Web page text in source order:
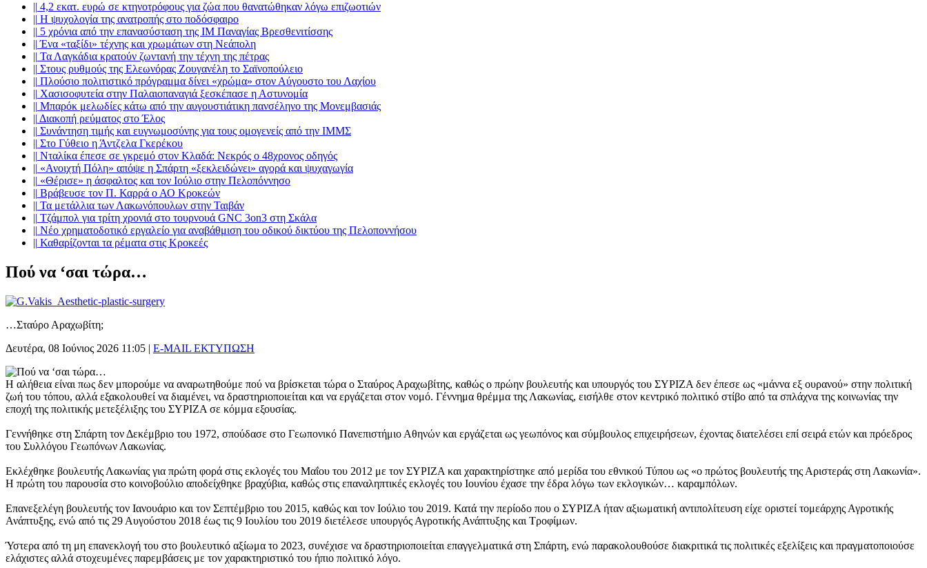
|| 4,2 εκατ. ευρώ σε κτηνοτρόφους για ζώα που θανατώθηκαν λόγω επιζωοτιών
|| Η ψυχολογία της ανατροπής στο ποδόσφαιρο
|| 5 χρόνια από την επανασύσταση της ΙΜ Παναγίας Βρεσθενιτίσσης
|| Ένα «ταξίδι» τέχνης και χρωμάτων στη Νεάπολη
|| Τα Λαγκάδια κρατούν ζωντανή την τέχνη της πέτρας
|| Στους ρυθμούς της Ελεωνόρας Ζουγανέλη το Σαϊνοπούλειο
|| Πλούσιο πολιτιστικό πρόγραμμα δίνει «χρώμα» στον Αύγουστο του Λαχίου
|| Χασισοφυτεία στην Παλαιοπαναγιά ξεσκέπασε η Αστυνομία
|| Μπαρόκ μελωδίες κάτω από την αυγουστιάτικη πανσέληνο της Μονεμβασιάς
|| Διακοπή ρεύματος στο Έλος
|| Συνάντηση τιμής και ευγνωμοσύνης για τους ομογενείς από την ΙΜΜΣ
|| Στο Γύθειο η Άντζελα Γκερέκου
|| Νταλίκα έπεσε σε γκρεμό στον Κλαδά: Νεκρός ο 48χρονος οδηγός
|| «Ανοιχτή Πόλη» απόψε η Σπάρτη «ξεκλειδώνει» αγορά και ψυχαγωγία
|| «Θέρισε» η άσφαλτος και τον Ιούλιο στην Πελοπόννησο
|| Βράβευσε τον Π. Καρρά ο ΑΟ Κροκεών
|| Τα μετάλλια των Λακωνόπουλων στην Ταιβάν
|| Τζάμπολ για τρίτη χρονιά στο τουρνουά GNC 3on3 στη Σκάλα
|| Νέο χρηματοδοτικό εργαλείο για αναβάθμιση του οδικού δικτύου της Πελοποννήσου
|| Καθαρίζονται τα ρέματα στις Κροκεές
Πού να ‘σαι τώρα…
…Σταύρο Αραχωβίτη;
Δευτέρα, 08 Ιούνιος 2026 11:05 | E-MAIL ΕΚΤΥΠΩΣΗ
Η αλήθεια είναι πως δεν μπορούμε να αναρωτηθούμε πού να βρίσκεται τώρα ο Σταύρος Αραχωβίτης, καθώς ο πρώην βουλευτής και υπουργός του ΣΥΡΙΖΑ δεν έπεσε ως «μάννα εξ ουρανού» στην πολιτική
ζωή του τόπου, αλλά εξακολουθεί να διαμένει, να δραστηριοποιείται και να εργάζεται στον νομό. Γέννημα θρέμμα της Λακωνίας, εισήλθε στον κεντρικό πολιτικό στίβο από τα σπλάχνα της κοινωνίας την
εποχή της πολιτικής μετεξέλιξης του ΣΥΡΙΖΑ σε κόμμα εξουσίας.
Γεννήθηκε στη Σπάρτη τον Δεκέμβριο του 1972, σπούδασε στο Γεωπονικό Πανεπιστήμιο Αθηνών και εργάζεται ως γεωπόνος και σύμβουλος επιχειρήσεων, έχοντας διατελέσει επί σειρά ετών και πρόεδρος
του Συλλόγου Γεωπόνων Λακωνίας.
Εκλέχθηκε βουλευτής Λακωνίας για πρώτη φορά στις εκλογές του Μαΐου του 2012 με τον ΣΥΡΙΖΑ και χαρακτηρίστηκε από μερίδα του εθνικού Τύπου ως «ο πρώτος βουλευτής της Αριστεράς στη Λακωνία».
Η πρώτη του παρουσία στο κοινοβούλιο αποδείχθηκε βραχύβια, καθώς στις επαναληπτικές εκλογές του Ιουνίου έχασε την έδρα λόγω των εκλογικών… καραμπόλων.
Επανεξελέγη βουλευτής τον Ιανουάριο και τον Σεπτέμβριο του 2015, καθώς και τον Ιούλιο του 2019. Κατά την περίοδο που ο ΣΥΡΙΖΑ ήταν αξιωματική αντιπολίτευση είχε οριστεί τομεάρχης Αγροτικής
Ανάπτυξης, ενώ από τις 29 Αυγούστου 2018 έως τις 9 Ιουλίου του 2019 διετέλεσε υπουργός Αγροτικής Ανάπτυξης και Τροφίμων.
Ύστερα από τη μη επανεκλογή του στο βουλευτικό αξίωμα το 2023, συνέχισε να δραστηριοποιείται επαγγελματικά στη Σπάρτη, ενώ παρακολουθούσε διακριτικά τις πολιτικές εξελίξεις και πραγματοποιούσε
ελάχιστες αλλά στοχευμένες παρεμβάσεις με τον χαρακτηριστικό του ήπιο πολιτικό λόγο.